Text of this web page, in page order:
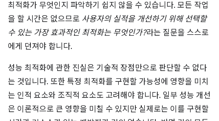
최적화가 무엇인지 파악하기 쉽지 않을 수 있습니다. 모든 작업
을 할 시간은 없으므로 사용자의 실적을 개선하기 위해 선택할
수 있는 가장 효과적인 최적화는 무엇인가?라는 질문을 스스로
에게 던져야 합니다.
성능 최적화에 관한 진실은 기술적 장점만으로 판단할 수 없다
는 것입니다. 또한 특정 최적화를 구현할 가능성에 영향을 미치
는 인적 요소와 조직적 요소도 고려해야 합니다. 일부 성능 개선
은 이론적으로 큰 영향을 미칠 수 있지만 실제로는 이를 구현할